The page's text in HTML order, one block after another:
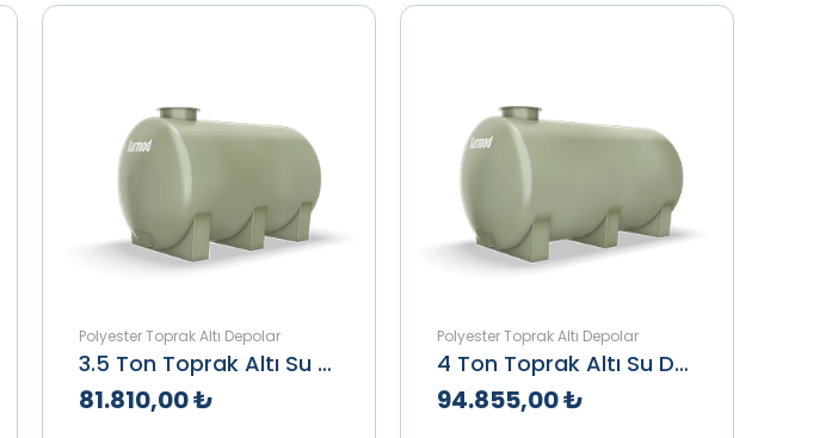
Polyester Toprak Altı Depolar
3.5 Ton Toprak Altı Su Deposu
81.810,00 ₺
Polyester Toprak Altı Depolar
4 Ton Toprak Altı Su Deposu
94.855,00 ₺